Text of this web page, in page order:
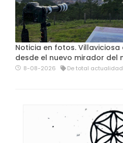
Noticia en fotos. Villaviciosa
desde el nuevo mirador del
8-08-2026 De total actualidad